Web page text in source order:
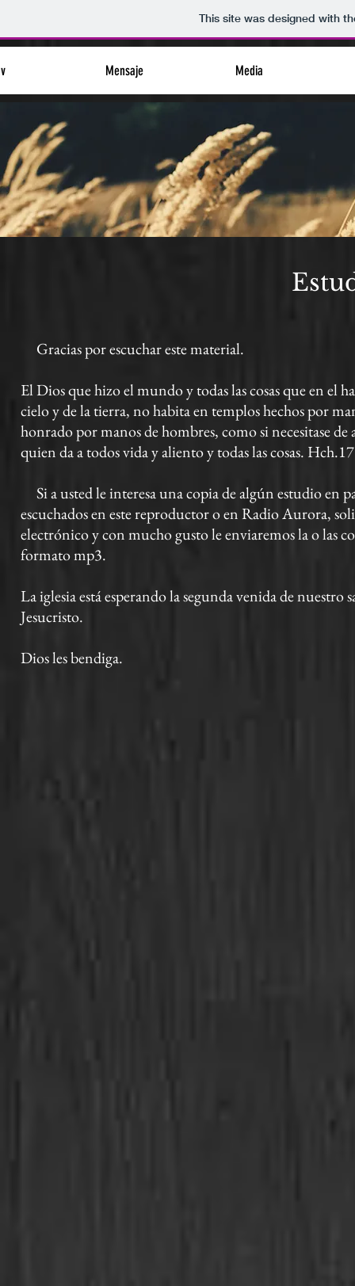
This site was designed with
Mensaje Media
Gracias por escuchar este material.
El Dios que hizo el mundo y todas las cosas que en el
cielo y de la tierra, no habita en templos hechos por
honrado por manos de hombres, como si necesitase de
quien da a todos vida y aliento y todas las cosas.
Si a usted le interesa una copia de algún estudio en
escuchados en este reproductor o en Radio Aurora,
electrónico y con mucho gusto le enviaremos la o las
formato mp3.
La iglesia está esperando la segunda venida de nuestro
Jesucristo.
Dios les bendiga.